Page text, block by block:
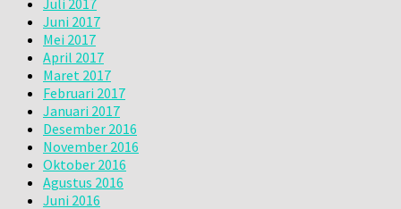
Juli 2017
Juni 2017
Mei 2017
April 2017
Maret 2017
Februari 2017
Januari 2017
Desember 2016
November 2016
Oktober 2016
Agustus 2016
Juni 2016